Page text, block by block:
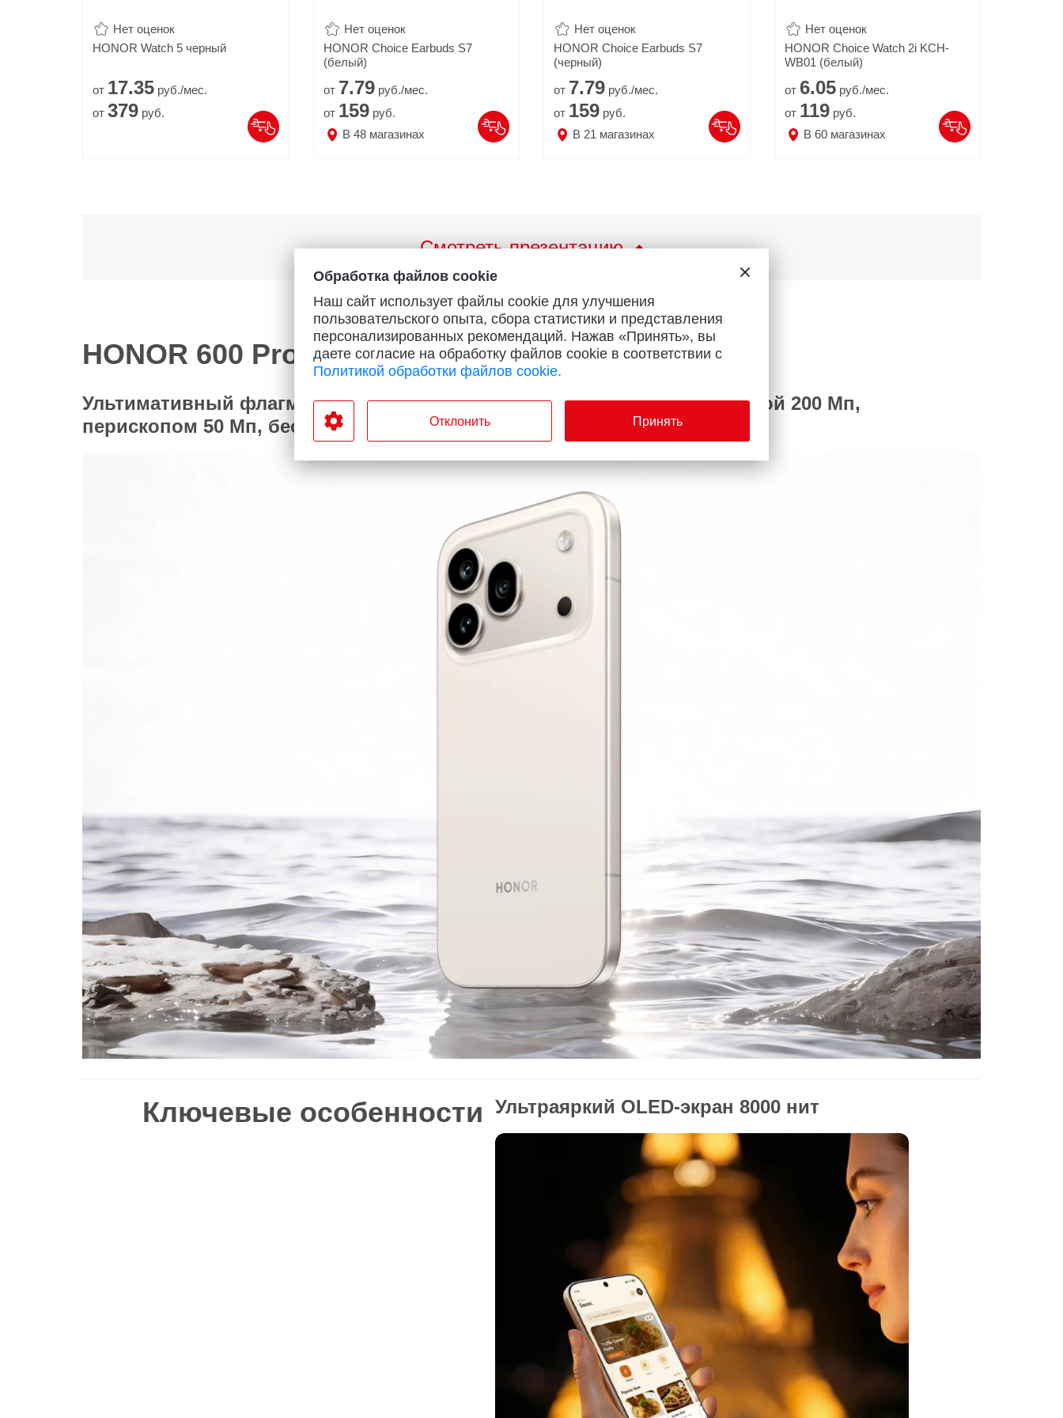
Нет оценок
HONOR Watch 5 черный
от 17.35 руб./мес.
от 379 руб.
Нет оценок
HONOR Choice Earbuds S7
(белый)
от 7.79руб./мес.
от 159руб.
В 48магазинах
Нет оценок
HONOR Choice Earbuds S7
(черный)
от 7.79 руб./мес.
от 159 руб.
В 21 магазинах
Нет оценок
HONOR Choice Watch 2i KCH-
WB01 (белый)
от 6.05руб./мес.
от 119руб.
В 60магазинах
Смотреть презентацию
HONOR 600 Pro
Ультимативный флагман на базе Snapdragon 8 Elite с ночной ИИ-камерой 200 Мп,
перископом 50 Мп, беспроводной зарядкой 50 Вт и батареей 7000 мА·ч.
Ключевые особенности Ультраяркий OLED-экран 8000 нит
Обработка файлов cookie
Наш сайт использует файлы cookie для улучшения
пользовательского опыта, сбора статистики и представления
персонализированных рекомендаций. Нажав «Принять», вы
даете согласие на обработку файлов cookie в соответствии с
Политикой обработки файлов cookie.
Отклонить Принять